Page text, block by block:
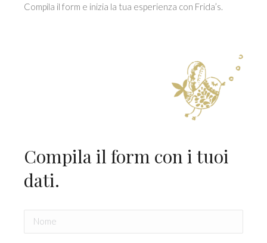
Compila il form e inizia la tua esperienza con Frida’s.
Compila il form con i tuoi
dati.